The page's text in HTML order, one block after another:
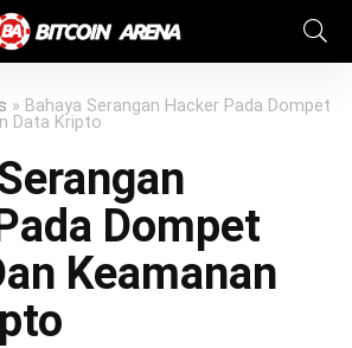
» Bahaya Serangan Hacker Pada Dompet
Data Kripto
Dompet
Keamanan